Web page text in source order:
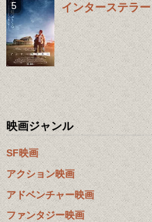
インターステラー
映画ジャンル
SF映画
アクション映画
アドベンチャー映画
ファンタジー映画